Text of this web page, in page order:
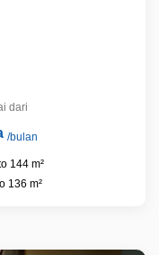
dari
/bulan
144 m²
136 m²